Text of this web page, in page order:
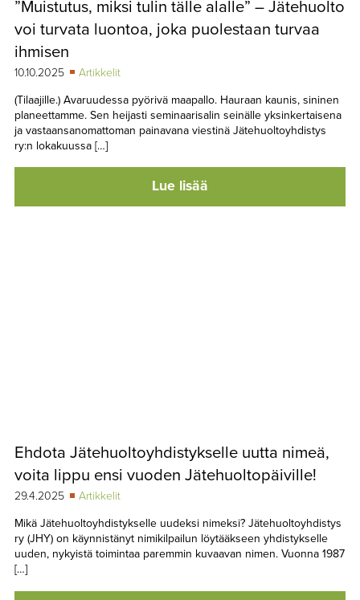
TAPAHTUMAT
YHTEYSTIEDOT
”Muistutus, miksi tulin tälle alalle” – Jätehuolto
voi turvata luontoa, joka puolestaan turvaa
ihmisen
10.10.2025
Artikkelit
(Tilaajille.) Avaruudessa pyörivä maapallo. Hauraan kaunis, sininen
planeettamme. Sen heijasti seminaarisalin seinälle yksinkertaisena
ja vastaansanomattoman painavana viestinä Jätehuoltoyhdistys
ry:n lokakuussa […]
Lue lisää
Ehdota Jätehuoltoyhdistykselle uutta nimeä,
voita lippu ensi vuoden Jätehuoltopäiville!
29.4.2025
Artikkelit
Mikä Jätehuoltoyhdistykselle uudeksi nimeksi? Jätehuoltoyhdistys
ry (JHY) on käynnistänyt nimikilpailun löytääkseen yhdistykselle
uuden, nykyistä toimintaa paremmin kuvaavan nimen. Vuonna 1987
[…]